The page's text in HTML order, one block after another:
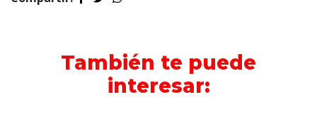
También te puede
interesar: